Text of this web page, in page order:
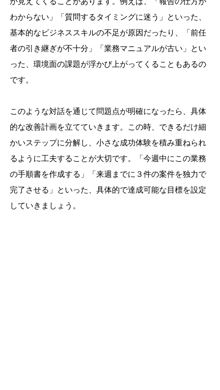
わからない」「質問するタイミングに迷う」といった、
基本的なビジネススキルの不足が原因だったり、「前任
者の引き継ぎが不十分」「業務マニュアルが古い」とい
った、環境面の課題が浮かび上がってくることもあるの
です。
このような対話を通じて問題点が明確になったら、具体
的な改善計画を立てていきます。この時、できるだけ細
かいステップに分解し、小さな成功体験を積み重ねられ
るように工夫することが大切です。「今週中にこの業務
の手順書を作成する」「来週までに３件の案件を独力で
完了させる」といった、具体的で達成可能な目標を設定
していきましょう。